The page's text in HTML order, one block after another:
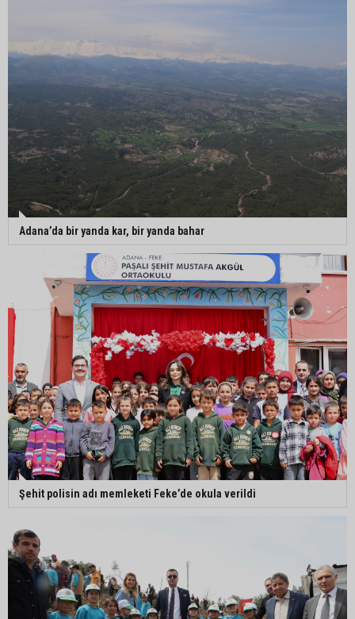
Adana’da bir yanda kar, bir yanda bahar
Şehit polisin adı memleketi Feke’de okula verildi